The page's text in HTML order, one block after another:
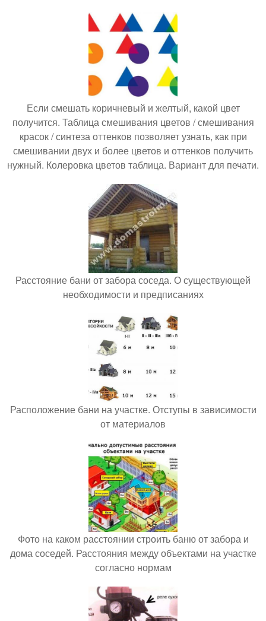
Если смешать коричневый и желтый, какой цвет
получится. Таблица смешивания цветов / смешивания
красок / синтеза оттенков позволяет узнать, как при
смешивании двух и более цветов и оттенков получить
нужный. Колеровка цветов таблица. Вариант для печати.
Расстояние бани от забора соседа. О существующей
необходимости и предписаниях
Расположение бани на участке. Отступы в зависимости
от материалов
Фото на каком расстоянии строить баню от забора и
дома соседей. Расстояния между объектами на участке
согласно нормам